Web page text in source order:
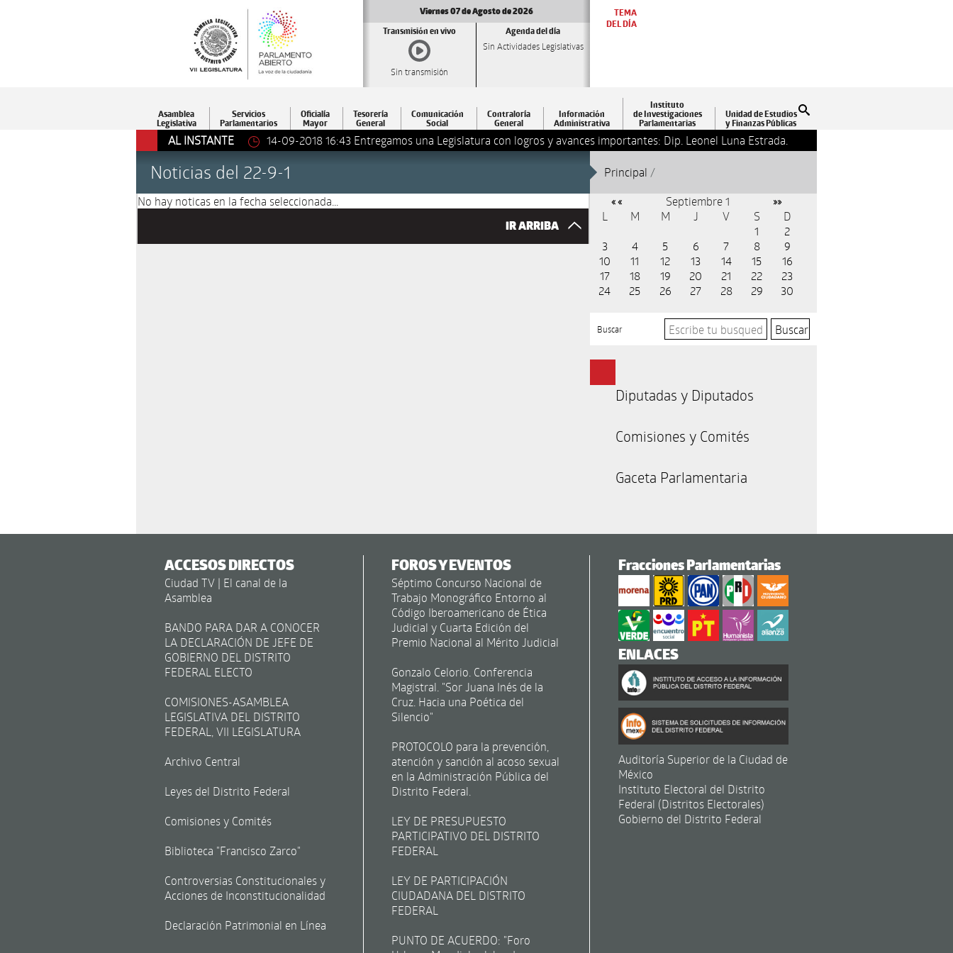
Viernes 07 de Agosto de 2026
Transmisión en vivo
Sin transmisión
Agenda del día
Sin Actividades Legislativas
TEMA
DEL DÍA
Asamblea
Legislativa
Servicios
Parlamentarios
Oficialía
Mayor
Tesorería
General
Comunicación
Social
Contraloría
General
Información
Administrativa
Instituto
de Investigaciones
Parlamentarias
Unidad de Estudios
y Finanzas Públicas
AL INSTANTE 14-09-2018 16:43 Entregamos una Legislatura con logros y avances importantes: Dip. Leonel Luna Estrada.
Noticias del 22-9-1 Principal /
No hay noticas en la fecha seleccionada...
IR ARRIBA
« « Septiembre 1 »»
L M M J V S
D
1
2
3
4 5 6 7 8
9
10
11 12 13 14 15
16
17
18 19 20 21 22
23
24
25 26 27 28 29 30
Buscar
Diputadas y Diputados
Comisiones y Comités
Gaceta Parlamentaria
ACCESOS DIRECTOS
Ciudad TV | El canal de la
Asamblea
BANDO PARA DAR A CONOCER
LA DECLARACIÓN DE JEFE DE
GOBIERNO DEL DISTRITO
FEDERAL ELECTO
COMISIONES-ASAMBLEA
LEGISLATIVA DEL DISTRITO
FEDERAL, VII LEGISLATURA
Archivo Central
Leyes del Distrito Federal
Comisiones y Comités
Biblioteca "Francisco Zarco"
Controversias Constitucionales y
Acciones de Inconstitucionalidad
Declaración Patrimonial en Línea
FOROS Y EVENTOS
Séptimo Concurso Nacional de
Trabajo Monográfico Entorno al
Código Iberoamericano de Ética
Judicial y Cuarta Edición del
Premio Nacional al Mérito Judicial
Gonzalo Celorio. Conferencia
Magistral. "Sor Juana Inés de la
Cruz. Hacia una Poética del
Silencio"
PROTOCOLO para la prevención,
atención y sanción al acoso sexual
en la Administración Pública del
Distrito Federal.
LEY DE PRESUPUESTO
PARTICIPATIVO DEL DISTRITO
FEDERAL
LEY DE PARTICIPACIÓN
CIUDADANA DEL DISTRITO
FEDERAL
PUNTO DE ACUERDO: "Foro
Fracciones Parlamentarias
ENLACES
Auditoría Superior de la Ciudad de
México
Instituto Electoral del Distrito
Federal (Distritos Electorales)
Gobierno del Distrito Federal